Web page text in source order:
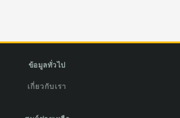
ข้อมูลทั่วไป
เกี่ยวกับเรา